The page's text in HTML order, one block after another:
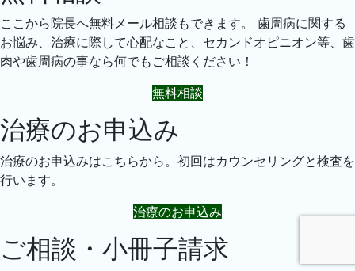
ここから院長へ無料メール相談もできます。 歯周病に関する
お悩み、治療に際して心配なこと、セカンドオピニオン等、歯
肉や歯周病の事なら何でもご相談ください！
無料相談
治療のお申込み
治療のお申込みはこちらから。初回はカウンセリングと検査を
行います。
治療のお申込み
ご相談・小冊子請求